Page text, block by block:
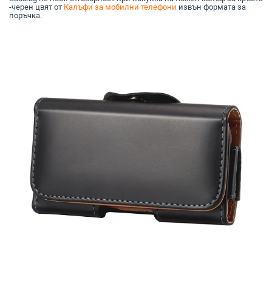
-черен цвят от Калъфи за мобилни телефони извън формата за
поръчка.